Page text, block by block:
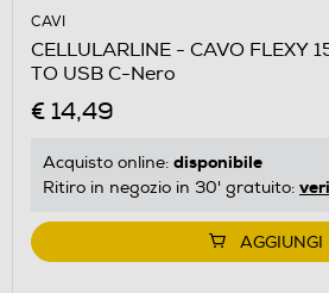
CAVI
CELLULARLINE - CAVO FLEXY
TO USB C-Nero
€ 14,49
Acquisto online: disponibile
Ritiro in negozio in 30' gratuito:
AGGIUNGI